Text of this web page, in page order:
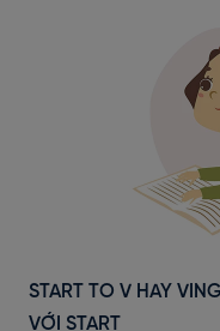
START TO V HAY
VỚI START